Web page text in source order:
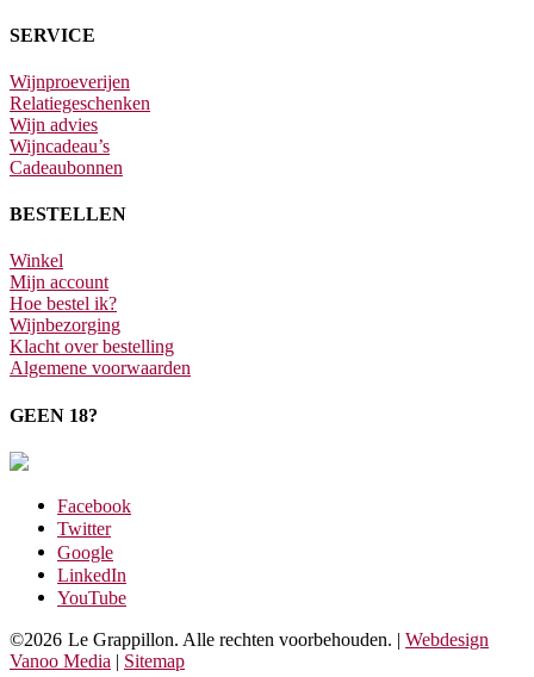
SERVICE
Wijnproeverijen
Relatiegeschenken
Wijn advies
Wijncadeau’s
Cadeaubonnen
BESTELLEN
Winkel
Mijn account
Hoe bestel ik?
Wijnbezorging
Klacht over bestelling
Algemene voorwaarden
GEEN 18?
Facebook
Twitter
Google
LinkedIn
YouTube
©2026 Le Grappillon. Alle rechten voorbehouden. | Webdesign
Vanoo Media | Sitemap